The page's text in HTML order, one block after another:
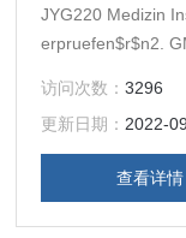
JYG220 Medizin
erpruefen$r$n2.
访问次数：3296
更新日期： 2022-
查看详情